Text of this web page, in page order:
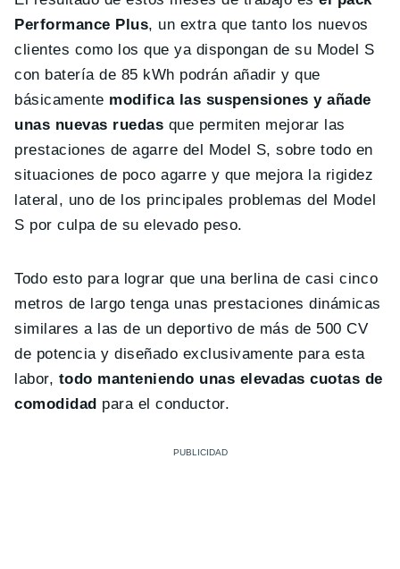
Performance Plus, un extra que tanto los nuevos
clientes como los que ya dispongan de su Model S
con batería de 85 kWh podrán añadir y que
básicamente modifica las suspensiones y añade
unas nuevas ruedas que permiten mejorar las
prestaciones de agarre del Model S, sobre todo en
situaciones de poco agarre y que mejora la rigidez
lateral, uno de los principales problemas del Model
S por culpa de su elevado peso.
Todo esto para lograr que una berlina de casi cinco
metros de largo tenga unas prestaciones dinámicas
similares a las de un deportivo de más de 500 CV
de potencia y diseñado exclusivamente para esta
labor, todo manteniendo unas elevadas cuotas de
comodidad para el conductor.